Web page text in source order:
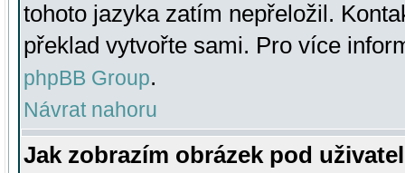
tohoto jazyka zatím nepřeložil.
překlad vytvořte sami. Pro více
phpBB Group.
Návrat nahoru
Jak zobrazím obrázek pod